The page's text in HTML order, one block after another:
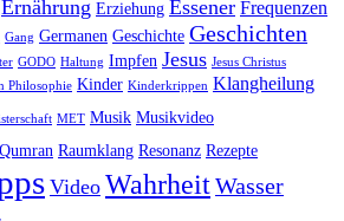
Ernährung Erziehung Essener Frequenzen
Gang Germanen Geschichte Geschichten
GODO Haltung Impfen Jesus Jesus Christus
Philosophie Kinder Kinderkrippen Klangheilung
MET Musik Musikvideo
Qumran Raumklang Resonanz Rezepte
Video WahrheitWasser